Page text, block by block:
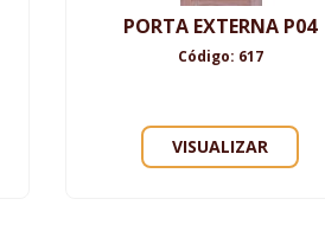
PORTA EXTERNA P04
Código: 617
VISUALIZAR